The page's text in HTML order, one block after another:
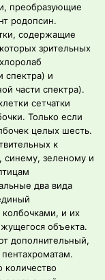
преобразующие
родопсин.
содержащие
зрительных
спектра) и
части спектра).
сетчатки
Только если
целых шесть.
к
синему, зеленому и
два вида
и их
объекта.
дополнительный,
количество